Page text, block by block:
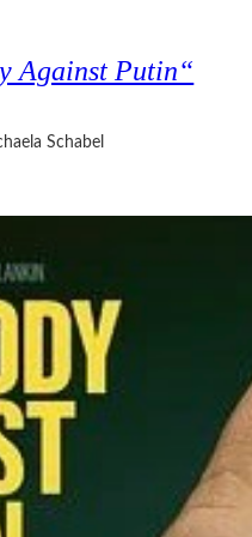
Against Putin“
Schabel